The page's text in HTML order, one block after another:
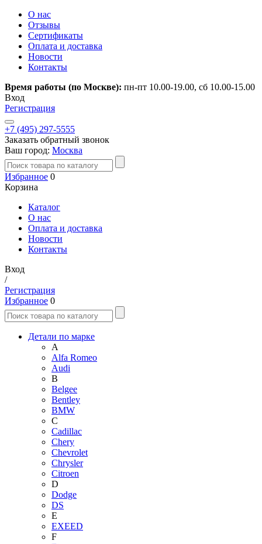
О нас
Отзывы
Сертификаты
Оплата и доставка
Новости
Контакты
Время работы (по Москве): пн-пт 10.00-19.00, сб 10.00-15.00
Вход
Регистрация
+7 (495) 297-5555
Заказать обратный звонок
Ваш город: Москва
Избранное 0
Корзина
Каталог
О нас
Оплата и доставка
Новости
Контакты
Вход
/
Регистрация
Избранное 0
Детали по марке
A
Alfa Romeo
Audi
B
Belgee
Bentley
BMW
C
Cadillac
Chery
Chevrolet
Chrysler
Citroen
D
Dodge
DS
E
EXEED
F